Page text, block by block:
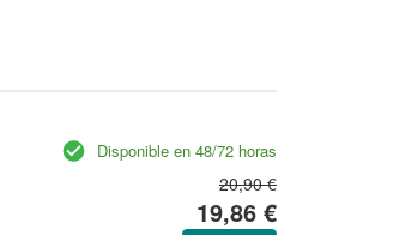
Disponible en 48/72 horas
20,90 €
19,86 €